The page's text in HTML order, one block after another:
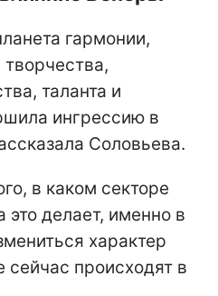
гармонии,
таланта и
ингрессию в
Соловьева.
в каком секторе
это делает, именно в
характер
сейчас происходят в